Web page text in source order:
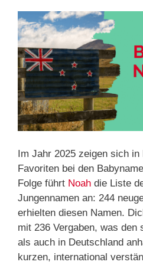
Im Jahr 2025 zeigen sich in
Favoriten bei den
Folge führt Noah die Liste
Jungennamen an: 244
erhielten diesen Namen.
mit 236 Vergaben, was den
als auch in Deutschland
kurzen, international